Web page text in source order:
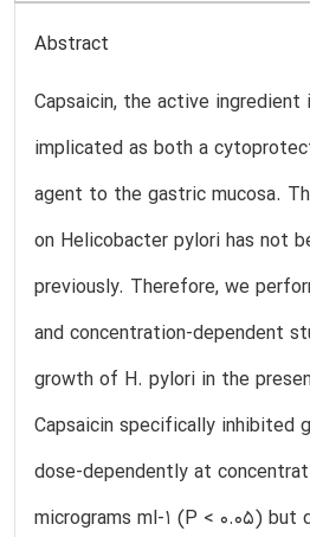
Abstract
Capsaicin, the active ingredient
implicated as both a
agent to the gastric mucosa.
on Helicobacter pylori has not
previously. Therefore, we
and concentration-dependent
growth of H. pylori in the
Capsaicin specifically inhibited
dose-dependently at
micrograms ml-1 (P < 0.05)